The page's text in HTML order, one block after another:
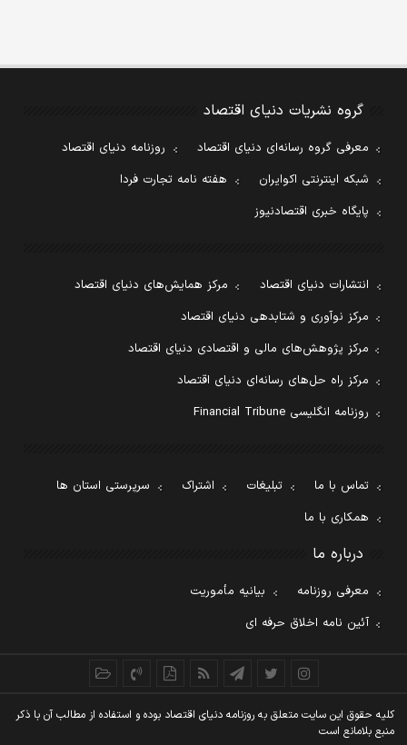
گروه نشریات دنیای اقتصاد
معرفی گروه رسانه‌ای دنیای اقتصاد
روزنامه دنیای اقتصاد
شبکه اینترنتی اکوایران
هفته نامه تجارت فردا
پایگاه خبری اقتصادنیوز
انتشارات دنیای اقتصاد
مرکز همایش‌های دنیای اقتصاد
مرکز نوآوری و شتابدهی دنیای اقتصاد
مرکز پژوهش‌های مالی و اقتصادی دنیای اقتصاد
مرکز راه حل‌های رسانه‌ای دنیای اقتصاد
روزنامه انگلیسی Financial Tribune
تماس با ما تبلیغات اشتراک
سرپرستی استان ها
همکاری با ما
درباره ما
معرفی روزنامه
بیانیه مأموریت
آئین نامه اخلاق حرفه ای
کليه حقوق اين سايت متعلق به روزنامه دنيای اقتصاد بوده و استفاده از مطالب آن با ذکر
منبع بلامانع است